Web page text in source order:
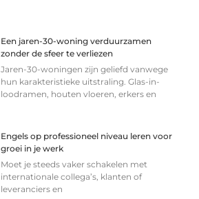
Een jaren-30-woning verduurzamen
zonder de sfeer te verliezen
Jaren-30-woningen zijn geliefd vanwege
hun karakteristieke uitstraling. Glas-in-
loodramen, houten vloeren, erkers en
Engels op professioneel niveau leren voor
groei in je werk
Moet je steeds vaker schakelen met
internationale collega’s, klanten of
leveranciers en